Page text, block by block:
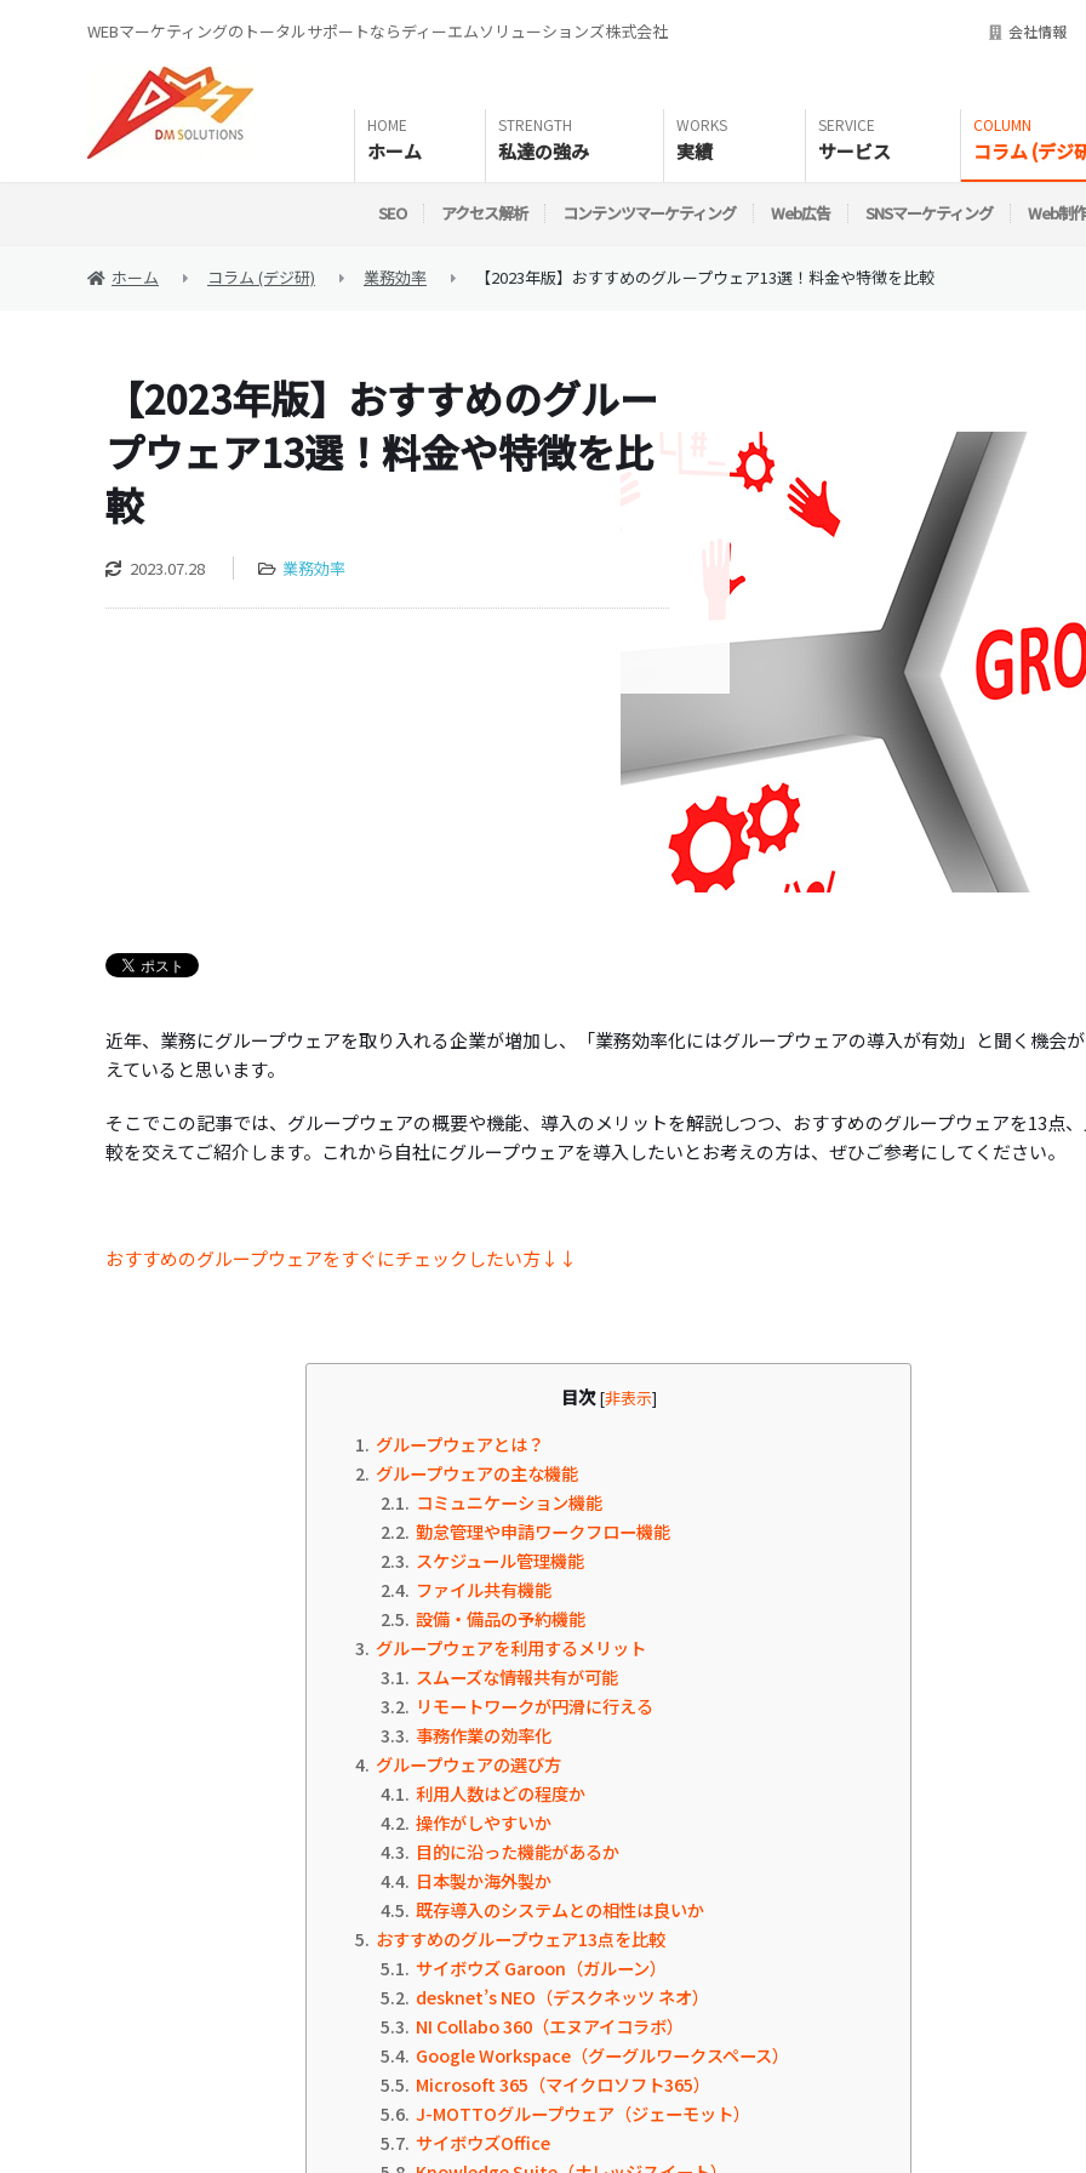
WEBマーケティングのトータルサポートならディーエムソリューションズ株式会社 会社情報
ホーム 私達の強み 実績 サービス コラム (デジ
SEO アクセス解析 コンテンツマーケティング Web広告 SNSマーケティング Web制作
ホーム コラム (デジ研) 業務効率 【2023年版】おすすめのグループウェア13選！料金や特徴を比較
【2023年版】おすすめのグルー
プウェア13選！料金や特徴を比
較
2023.07.28 業務効率
近年、業務にグループウェアを取り入れる企業が増加し、「業務効率化にはグループウェアの導入が有効」と聞く機会
えていると思います。
そこでこの記事では、グループウェアの概要や機能、導入のメリットを解説しつつ、おすすめのグループウェアを13点
較を交えてご紹介します。これから自社にグループウェアを導入したいとお考えの方は、ぜひご参考にしてください。
おすすめのグループウェアをすぐにチェックしたい方↓↓
目次 [非表示]
1 グループウェアとは？
2 グループウェアの主な機能
2.1 コミュニケーション機能
2.2 勤怠管理や申請ワークフロー機能
2.3 スケジュール管理機能
2.4 ファイル共有機能
2.5 設備・備品の予約機能
3 グループウェアを利用するメリット
3.1 スムーズな情報共有が可能
3.2 リモートワークが円滑に行える
3.3 事務作業の効率化
4 グループウェアの選び方
4.1 利用人数はどの程度か
4.2 操作がしやすいか
4.3 目的に沿った機能があるか
4.4 日本製か海外製か
4.5 既存導入のシステムとの相性は良いか
5 おすすめのグループウェア13点を比較
5.1 サイボウズ Garoon（ガルーン）
5.2 desknet’s NEO（デスクネッツ ネオ）
5.3 NI Collabo 360（エヌアイコラボ）
5.4 Google Workspace（グーグルワークスペース）
5.5 Microsoft 365（マイクロソフト365）
5.6 J-MOTTOグループウェア（ジェーモット）
5.7 サイボウズOffice